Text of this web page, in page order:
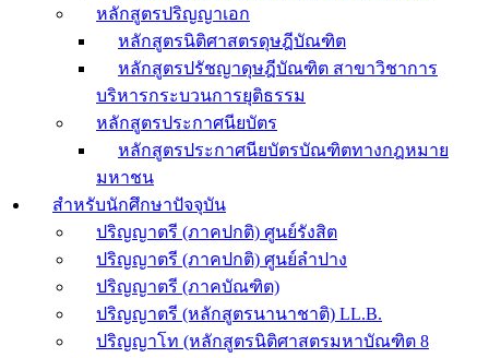
หลักสูตรปริญญาเอก
หลักสูตรนิติศาสตรดุษฎีบัณฑิต
หลักสูตรปรัชญาดุษฎีบัณฑิต สาขาวิชาการ
บริหารกระบวนการยุติธรรม
หลักสูตรประกาศนียบัตร
หลักสูตรประกาศนียบัตรบัณฑิตทางกฎหมาย
มหาชน
สำหรับนักศึกษาปัจจุบัน
ปริญญาตรี (ภาคปกติ) ศูนย์รังสิต
ปริญญาตรี (ภาคปกติ) ศูนย์ลำปาง
ปริญญาตรี (ภาคบัณฑิต)
ปริญญาตรี (หลักสูตรนานาชาติ) LL.B.
ปริญญาโท (หลักสูตรนิติศาสตรมหาบัณฑิต 8